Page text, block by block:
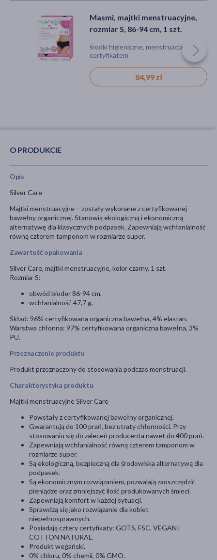
Masmi, majtki menstruacyjne,
rozmiar S, 86-94 cm, 1 szt.
środki higieniczne, menstruacja, z
certyfikatem
84,99 zł
O PRODUKCIE
Opis
Silver Care
Majtki menstruacyjne – zostały wykonane z certyfikowanej
bawełny organicznej. Stanowią ekologiczną i ekonomiczną
alternatywę dla klasycznych podpasek. Zapewniają wchłanialność
równą czterem tamponom w rozmiarze super.
Zawartość opakowania
Silver Care, majtki menstruacyjne, kolor czarny, 1 szt.
Rozmiar S:
obwód bioder 86-94 cm,
wchłanialność 47,7 g.
Skład: 96% certyfikowana organiczna bawełna, 4% elastan.
Warstwa chłonna: 97% certyfikowana organiczna bawełna, 3%
PU.
Przeznaczenie produktu
Produkt przeznaczony do stosowania podczas menstruacji.
Charakterystyka produktu
Majtki menstruacyjne Silver Care
Powstały z certyfikowanej bawełny organicznej.
Gwarantują do 100 prań, bez utraty chłonności. Przy
stosowaniu się do zaleceń producenta nawet do 400 prań.
Zapewniają wchłanialność równą czterem tamponom w
rozmiarze super.
Są ekologiczną, bezpieczną dla środowiska alternatywą dla
podpasek.
Są ekonomicznym rozwiązaniem, pozwalają zaoszczędzić
pieniądze oraz zmniejszyć ilość produkowanych śmieci.
Zapewniają komfort w każdej sytuacji.
Sprawdzą się jako rozwiązanie dla kobiet
niepełnosprawnych.
Posiadają cztery certyfikaty: GOTS, FSC, VEGAN i
COTTON NATURAL.
Produkt wegański.
0% chloru, 0% chemii, 0% GMO.